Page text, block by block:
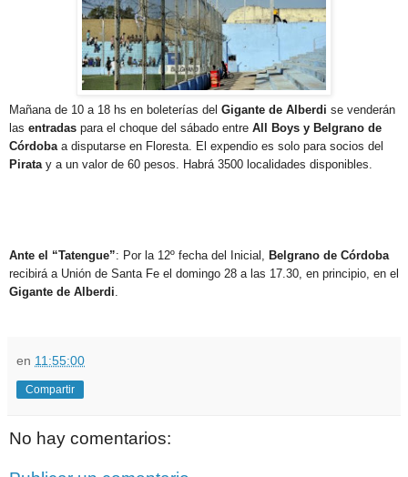
Mañana de 10 a 18 hs en boleterías del Gigante de Alberdi se venderán
las entradas para el choque del sábado entre All Boys y Belgrano de
Córdobaa disputarse en Floresta. El expendio es solo para socios del
Piratay a un valor de 60 pesos. Habrá 3500 localidades disponibles.
Ante el “Tatengue”: Por la 12º fecha del Inicial, Belgrano de Córdoba
recibirá a Unión de Santa Fe el domingo 28 a las 17.30, en principio, en el
Gigante de Alberdi.
en 11:55:00
Compartir
No hay comentarios: